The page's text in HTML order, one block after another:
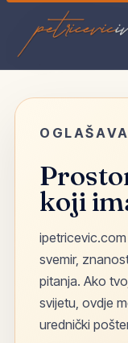
petricevicivan
koji
svemir,
pitanja. Ako
svijetu, ovdje
urednički